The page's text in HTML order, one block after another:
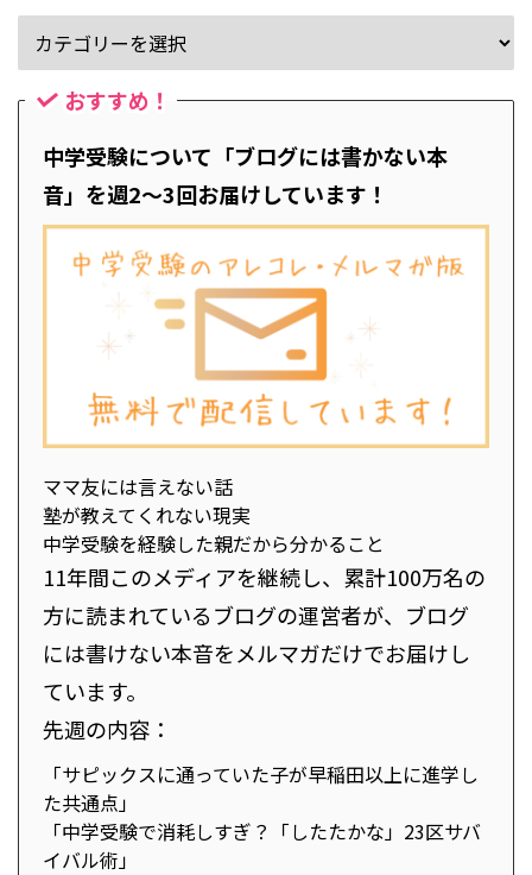
おすすめ！
中学受験について「ブログには書かない本
音」を週2～3回お届けしています！
ママ友には言えない話
塾が教えてくれない現実
中学受験を経験した親だから分かること
11年間このメディアを継続し、累計100万名の
方に読まれているブログの運営者が、ブログ
には書けない本音をメルマガだけでお届けし
ています。
先週の内容：
「サピックスに通っていた子が早稲田以上に進学し
た共通点」
「中学受験で消耗しすぎ？「したたかな」23区サバ
イバル術」